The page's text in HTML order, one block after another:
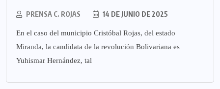
PRENSA C. ROJAS 14 DE JUNIO DE 2025
En el caso del municipio Cristóbal Rojas, del estado
Miranda, la candidata de la revolución Bolivariana es
Yuhismar Hernández, tal